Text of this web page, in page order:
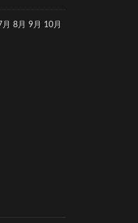
月 8月 9月
10月